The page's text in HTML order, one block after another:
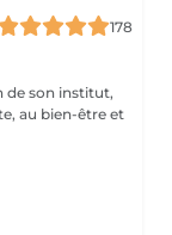
178
de son institut,
au bien-être et